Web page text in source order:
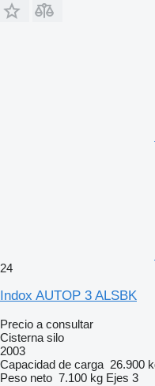
24
Indox AUTOP 3 ALSBK
Precio a consultar
Cisterna silo
2003
Capacidad de carga 26.900
Peso neto 7.100 kg Ejes 3